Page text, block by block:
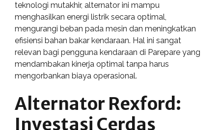
teknologi mutakhir, alternator ini mampu
menghasilkan energi listrik secara optimal,
mengurangi beban pada mesin dan meningkatkan
efisiensi bahan bakar kendaraan. Hal ini sangat
relevan bagi pengguna kendaraan di Parepare yang
mendambakan kinerja optimal tanpa harus
mengorbankan biaya operasional.
Alternator Rexford:
Investasi Cerdas